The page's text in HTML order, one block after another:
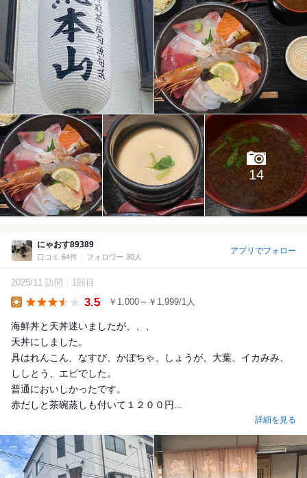
14
にゃおす89389
口コミ 64件 フォロワー 30人
アプリでフォロー
2025/11 訪問 1回目
3.5 ￥1,000～￥1,999/1人
海鮮丼と天丼迷いましたが、、、
天丼にしました。
具はれんこん、なすび、かぼちゃ、しょうが、大葉、イカみみ、
ししとう、エビでした。
普通においしかったです。
赤だしと茶碗蒸しも付いて１２００円...
詳細を見る